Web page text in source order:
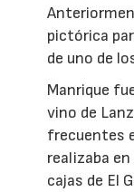
pictórica
de uno de
Manrique
vino de
frecuentes
realizaba
cajas de El